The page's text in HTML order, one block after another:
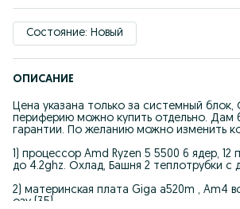
Состояние: Новый
ОПИСАНИЕ
Цена указана только за системный блок,
периферию можно купить отдельно. Дам
гарантии. По желанию можно изменить
1) процессор Amd Ryzen 5 5500 6 ядер, 12
до 4.2ghz. Охлад, Башня 2 теплотрубки с
2) материнская плата Giga a520m , Am4
озу (35)